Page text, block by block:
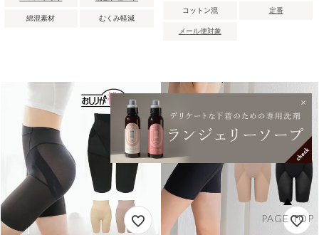
綿混素材 むくみ軽減
コットン混 定番
メール便対象
PAGE TOP